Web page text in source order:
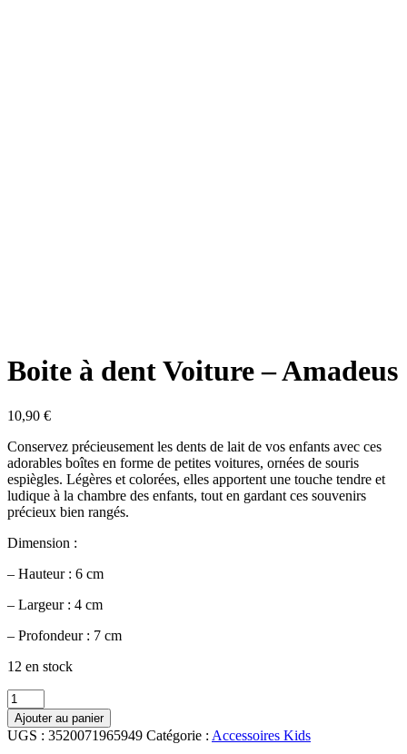
Boite à dent Voiture – Amadeus
10,90 €
Conservez précieusement les dents de lait de vos enfants avec ces
adorables boîtes en forme de petites voitures, ornées de souris
espiègles. Légères et colorées, elles apportent une touche tendre et
ludique à la chambre des enfants, tout en gardant ces souvenirs
précieux bien rangés.
Dimension :
– Hauteur : 6 cm
– Largeur : 4 cm
– Profondeur : 7 cm
12 en stock
quantité
de
Boite
à
Ajouter au panier
UGS : 3520071965949 Catégorie : Accessoires Kids